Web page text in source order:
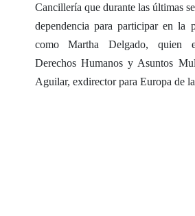
Cancillería que durante las últimas
dependencia para participar en la
como Martha Delgado, quien
Derechos Humanos y Asuntos
Aguilar, exdirector para Europa de